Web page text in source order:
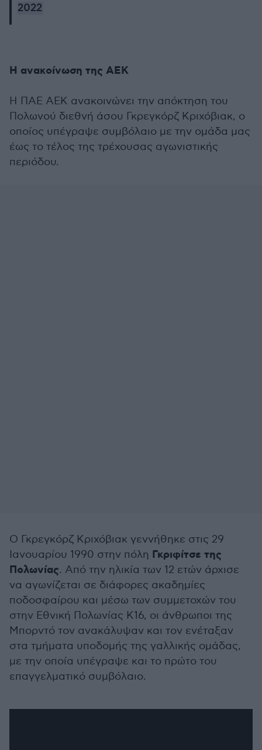
2022
Η ανακοίνωση της ΑΕΚ
Η ΠΑΕ ΑΕΚ ανακοινώνει την απόκτηση του
Πολωνού διεθνή άσου Γκρεγκόρζ Κριχόβιακ, ο
οποίος υπέγραψε συμβόλαιο με την ομάδα μας
έως το τέλος της τρέχουσας αγωνιστικής
περιόδου.
Ο Γκρεγκόρζ Κριχόβιακ γεννήθηκε στις 29
Ιανουαρίου 1990 στην πόλη Γκριφίτσε της
Πολωνίας. Από την ηλικία των 12 ετών άρχισε
να αγωνίζεται σε διάφορες ακαδημίες
ποδοσφαίρου και μέσω των συμμετοχών του
στην Εθνική Πολωνίας Κ16, οι άνθρωποι της
Μπορντό τον ανακάλυψαν και τον ενέταξαν
στα τμήματα υποδομής της γαλλικής ομάδας,
με την οποία υπέγραψε και το πρώτο του
επαγγελματικό συμβόλαιο.